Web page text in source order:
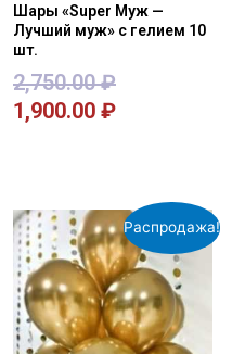
Шары «Super Муж —
Лучший муж» с гелием 10
шт.
2,750.00₽
1,900.00 ₽
Распродажа!